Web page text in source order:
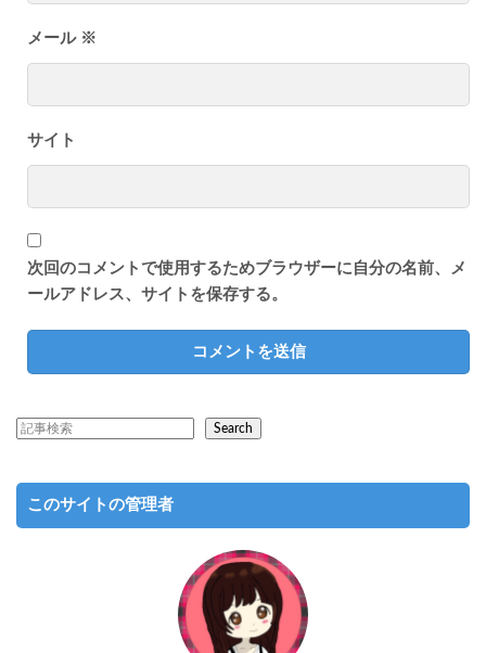
メール ※
サイト
次回のコメントで使用するためブラウザーに自分の名前、メ
ールアドレス、サイトを保存する。
Search
このサイトの管理者